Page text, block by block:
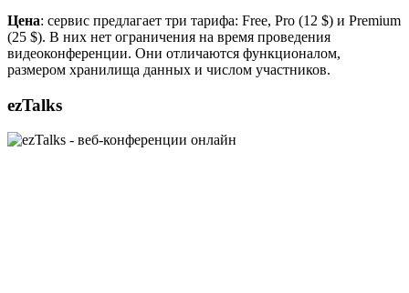
Цена: сервис предлагает три тарифа: Free, Pro (12 $) и Premium
(25 $). В них нет ограничения на время проведения
видеоконференции. Они отличаются функционалом,
размером хранилища данных и числом участников.
ezTalks